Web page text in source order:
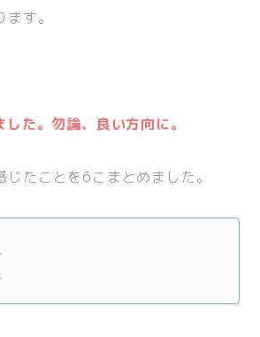
す。
た。勿論、良い方向に。
たことを6こまとめました。